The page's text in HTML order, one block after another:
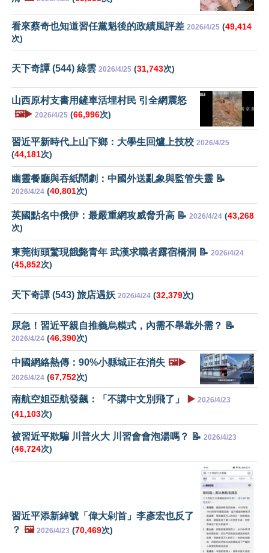
看來蔡奇也知道習任黨魁後的政績風評差 2026/4/25 (49,414
次)
天下奇譚 (544) 綠雲 2026/4/25 (31,743次)
山西原村支書用鏟車活埋村民 引全網震怒
🖼️▶️ 2026/4/25 (66,996次)
習近平新時代上山下鄉：大學生回爐上技校 2026/4/25
(44,181次)
幽靈餐廳與吞紙鬧劇：中國外送亂象與監管失靈 📝
2026/4/24 (40,801次)
英國點名中俄伊：最嚴重網攻威脅升高 📝 2026/4/24 (43,268
次)
東莞街頭驚現餓斃青年 武漢求職者露宿橋洞 📝 2026/4/24
(45,852次)
天下奇譚 (543) 旅店遇妖 2026/4/24 (32,379次)
尿急！習近平親自推義烏糢式，內需不舉靠外需？ 📝
2026/4/24 (46,390次)
中國網絡熱傳：90%小縣城正在消失 🖼️▶️
2026/4/24 (67,752次)
南航空姐亞航發飆：「不講中文別飛了」 ▶️ 2026/4/23
(41,103次)
被習近平欺騙 川普火大 川習會會泡湯嗎？ 📝 2026/4/23
(46,724次)
習近平添新綽號「偉大剁首」李彥宏也反了
？ 🖼️ 2026/4/23 (70,469次)